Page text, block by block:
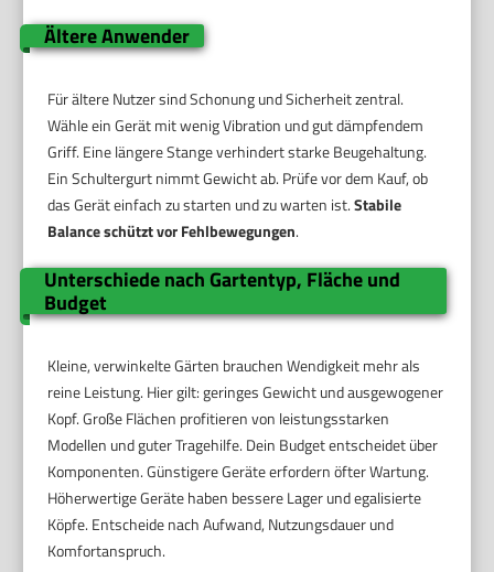
Ältere Anwender
Für ältere Nutzer sind Schonung und Sicherheit zentral.
Wähle ein Gerät mit wenig Vibration und gut dämpfendem
Griff. Eine längere Stange verhindert starke Beugehaltung.
Ein Schultergurt nimmt Gewicht ab. Prüfe vor dem Kauf, ob
das Gerät einfach zu starten und zu warten ist.Stabile
Balance schützt vor Fehlbewegungen.
Unterschiede nach Gartentyp, Fläche und
Budget
Kleine, verwinkelte Gärten brauchen Wendigkeit mehr als
reine Leistung. Hier gilt: geringes Gewicht und ausgewogener
Kopf. Große Flächen profitieren von leistungsstarken
Modellen und guter Tragehilfe. Dein Budget entscheidet über
Komponenten. Günstigere Geräte erfordern öfter Wartung.
Höherwertige Geräte haben bessere Lager und egalisierte
Köpfe. Entscheide nach Aufwand, Nutzungsdauer und
Komfortanspruch.